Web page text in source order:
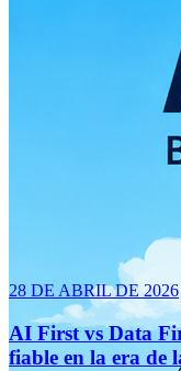
28 DE ABRIL DE 2026
AI First vs Data
fiable en la era de